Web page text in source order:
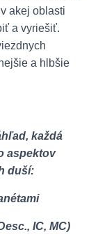
akej oblasti
a vyriešiť.
a hlbšie
každá
aspektov
duší:
IC, MC)